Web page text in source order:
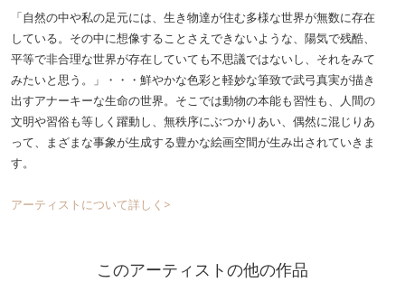
「自然の中や私の足元には、生き物達が住む多様な世界が無数に存在
している。その中に想像することさえできないような、陽気で残酷、
平等で非合理な世界が存在していても不思議ではないし、それをみて
みたいと思う。」・・・鮮やかな色彩と軽妙な筆致で武弓真実が描き
出すアナーキーな生命の世界。そこでは動物の本能も習性も、人間の
文明や習俗も等しく躍動し、無秩序にぶつかりあい、偶然に混じりあ
って、まざまな事象が生成する豊かな絵画空間が生み出されていきま
す。
アーティストについて詳しく>
このアーティストの他の作品